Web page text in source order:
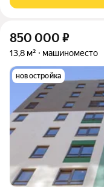
850 000 ₽
13,8 м² машиноместо
новостройка